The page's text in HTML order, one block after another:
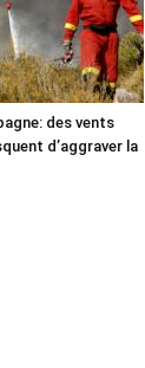
des vents
d’aggraver la